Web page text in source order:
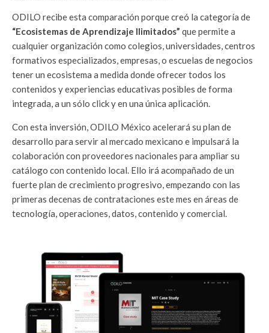
ODILO recibe esta comparación porque creó la categoría de
“Ecosistemas de Aprendizaje Ilimitados” que permite a
cualquier organización como colegios, universidades, centros
formativos especializados, empresas, o escuelas de negocios
tener un ecosistema a medida donde ofrecer todos los
contenidos y experiencias educativas posibles de forma
integrada, a un sólo click y en una única aplicación.
Con esta inversión, ODILO México acelerará su plan de
desarrollo para servir al mercado mexicano e impulsará la
colaboración con proveedores nacionales para ampliar su
catálogo con contenido local. Ello irá acompañado de un
fuerte plan de crecimiento progresivo, empezando con las
primeras decenas de contrataciones este mes en áreas de
tecnología, operaciones, datos, contenido y comercial.